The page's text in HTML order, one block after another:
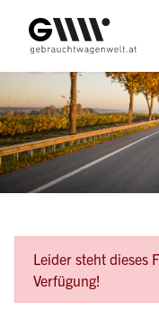
Zum
Inhalt
Leider steht dieses
Verfügung!